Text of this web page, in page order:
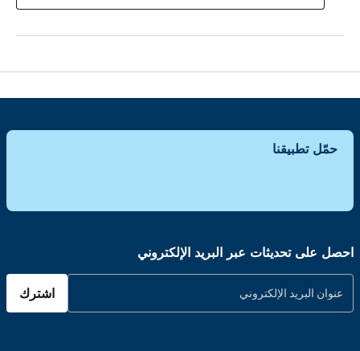
حمّل تطبيقنا
احصل على تحديثات عبر البريد الإلكتروني
اشترك